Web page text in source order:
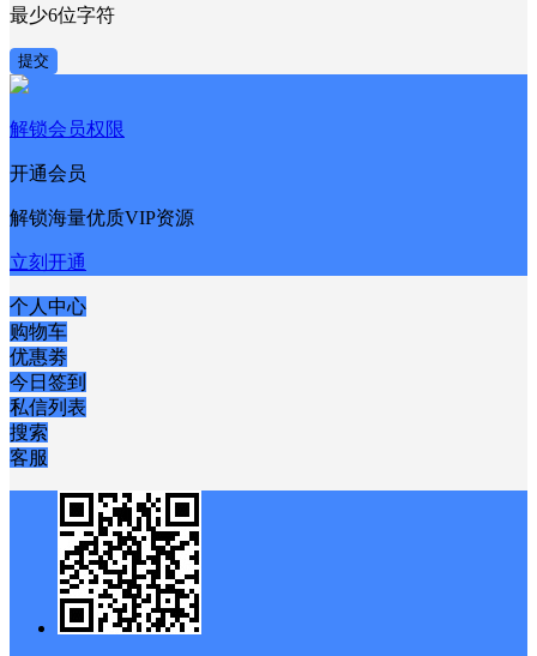
最少6位字符
提交
解锁会员权限
开通会员
解锁海量优质VIP资源
立刻开通
个人中心
购物车
优惠劵
今日签到
私信列表
搜索
客服